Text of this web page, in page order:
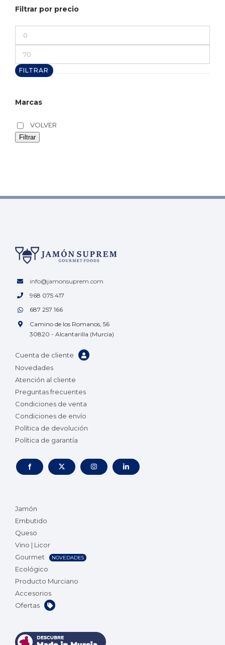
Filtrar por precio
mínimo
máximo
FILTRAR
Marcas
VOLVER
Filtrar
info@jamonsuprem.com
968 075 417
687 257 166
Camino de los Romanos, 56
30820 - Alcantarilla (Murcia)
Cuenta de cliente
Novedades
Atención al cliente
Preguntas frecuentes
Condiciones de venta
Condiciones de envío
Política de devolución
Política de garantía
Jamón
Embutido
Queso
Vino | Licor
Gourmet
NOVEDADES
Ecológico
Producto Murciano
Accesorios
Ofertas